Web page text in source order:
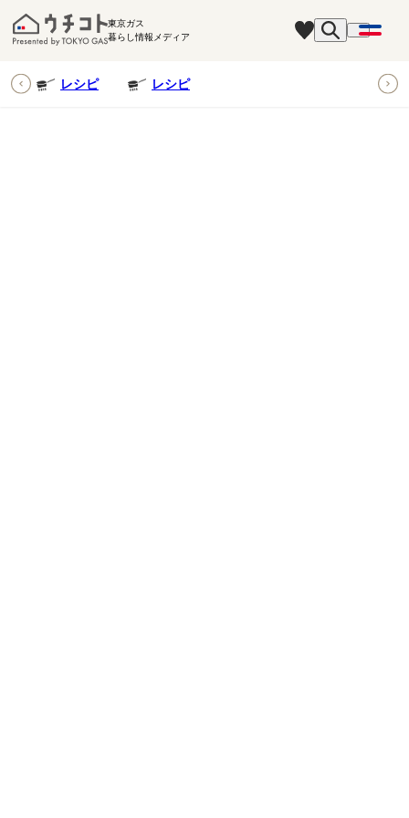
東京ガス
暮らし情報メディア
レシピ レシピ